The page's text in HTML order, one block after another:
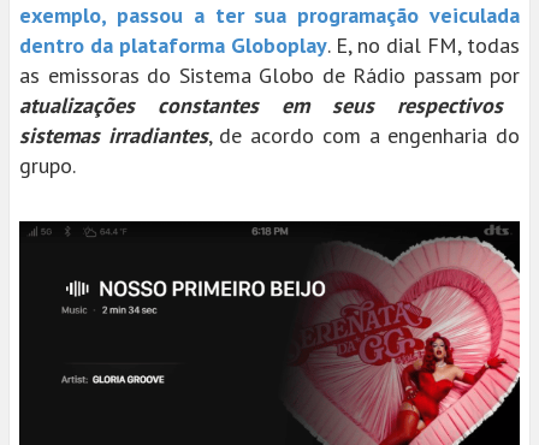
exemplo, passou a ter sua programação veiculada
dentro da plataforma Globoplay. E, no dial FM, todas
as emissoras do Sistema Globo de Rádio passam por
atualizações constantes em seus respectivos
sistemas irradiantes, de acordo com a engenharia do
grupo.